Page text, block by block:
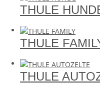
THULE
THULE
THULE